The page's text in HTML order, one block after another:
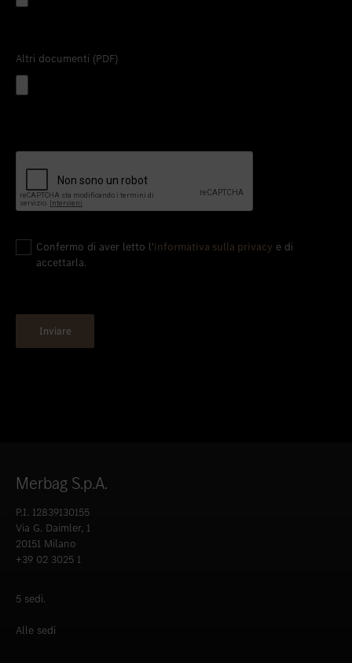
Altri documenti (PDF)
Confermo di aver letto l'informativa sulla privacy e di
accettarla.
Merbag S.p.A.
P.I. 12839130155
Via G. Daimler, 1
20151 Milano
+39 02 3025 1
5 sedi.
Alle sedi